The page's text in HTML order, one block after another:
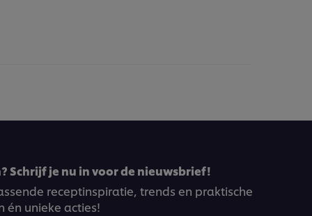
Schrijf je nu in voor de nieuwsbrief!
receptinspiratie, trends en praktische
én unieke acties!